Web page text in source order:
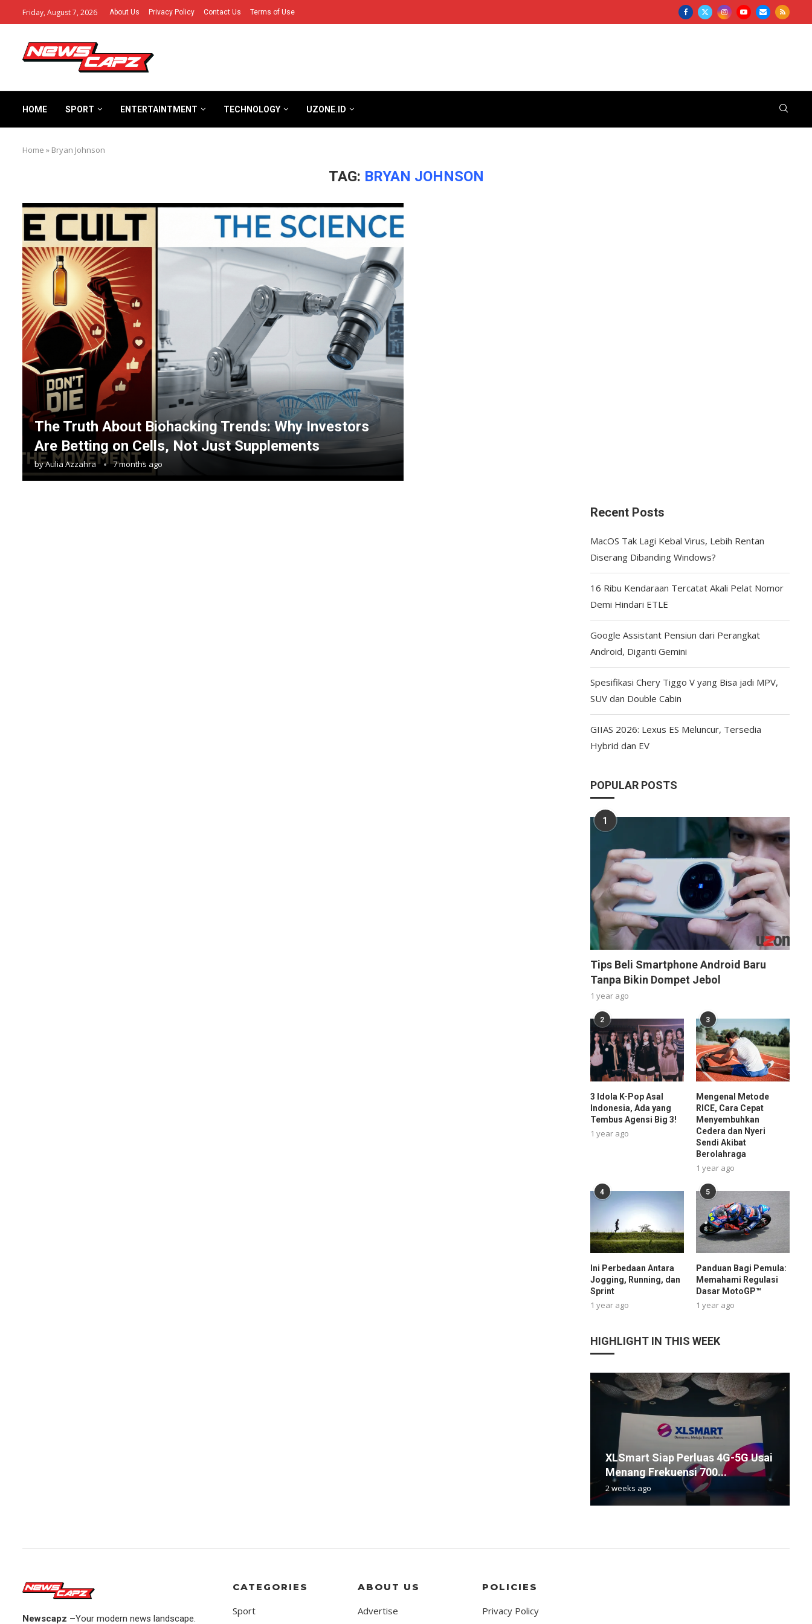
Friday, August 7, 2026 About Us Privacy Policy Contact Us Terms of Use
HOME SPORT ENTERTAINTMENT TECHNOLOGY UZONE.ID
Home » Bryan Johnson
TAG: BRYAN JOHNSON
The Truth About Biohacking Trends: Why Investors
Are Betting on Cells, Not Just Supplements
byAulia Azzahra 7 months ago
Recent Posts
MacOS Tak Lagi Kebal Virus, Lebih Rentan
Diserang Dibanding Windows?
16 Ribu Kendaraan Tercatat Akali Pelat Nomor
Demi Hindari ETLE
Google Assistant Pensiun dari Perangkat
Android, Diganti Gemini
Spesifikasi Chery Tiggo V yang Bisa jadi MPV,
SUV dan Double Cabin
GIIAS 2026: Lexus ES Meluncur, Tersedia
Hybrid dan EV
POPULAR POSTS
1
Tips Beli Smartphone Android Baru
Tanpa Bikin Dompet Jebol
1 year ago
2
3 Idola K-Pop Asal
Indonesia, Ada yang
Tembus Agensi Big 3!
1 year ago
3
Mengenal Metode
RICE, Cara Cepat
Menyembuhkan
Cedera dan Nyeri
Sendi Akibat
Berolahraga
1 year ago
4
Ini Perbedaan Antara
Jogging, Running, dan
Sprint
1 year ago
5
Panduan Bagi Pemula:
Memahami Regulasi
Dasar MotoGP™
1 year ago
HIGHLIGHT IN THIS WEEK
XLSmart Siap Perluas 4G-5G Usai
Menang Frekuensi 700...
2 weeks ago
Newscapz –Your modern news landscape.
CATEGORIES
Sport
ABOUT US
Advertise
POLICIES
Privacy Policy